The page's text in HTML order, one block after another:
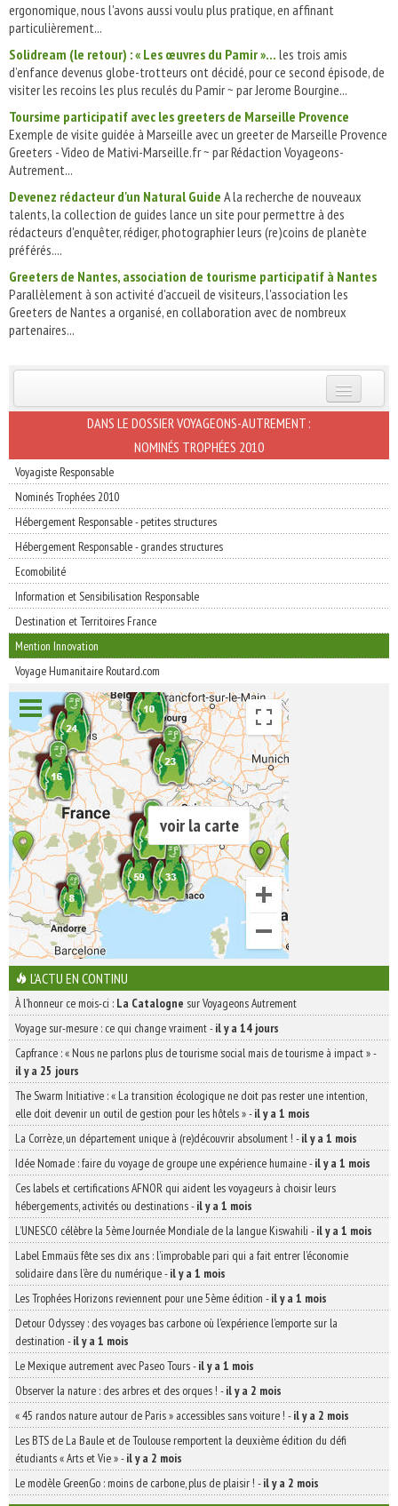
ergonomique, nous l'avons aussi voulu plus pratique, en affinant
particulièrement...
Solidream (le retour) : « Les œuvres du Pamir »… les trois amis
d’enfance devenus globe-trotteurs ont décidé, pour ce second épisode, de
visiter les recoins les plus reculés du Pamir ~ par Jerome Bourgine...
Toursime participatif avec les greeters de Marseille Provence
Exemple de visite guidée à Marseille avec un greeter de Marseille Provence
Greeters - Video de Mativi-Marseille.fr ~ par Rédaction Voyageons-
Autrement...
Devenez rédacteur d'un Natural Guide A la recherche de nouveaux
talents, la collection de guides lance un site pour permettre à des
rédacteurs d'enquêter, rédiger, photographier leurs (re)coins de planète
préférés....
Greeters de Nantes, association de tourisme participatif à Nantes
Parallèlement à son activité d'accueil de visiteurs, l'association les
Greeters de Nantes a organisé, en collaboration avec de nombreux
partenaires...
INSCRIVEZ-VOUS | ABONNEZ-VOUS
DANS LE DOSSIER VOYAGEONS-AUTREMENT :
NOMINÉS TROPHÉES 2010
Voyagiste Responsable
Nominés Trophées 2010
Hébergement Responsable - petites structures
Hébergement Responsable - grandes structures
Ecomobilité
Information et Sensibilisation Responsable
Destination et Territoires France
Mention Innovation
Voyage Humanitaire Routard.com
voir la carte
L'ACTU EN CONTINU
À l'honneur ce mois-ci : La Catalogne sur Voyageons Autrement
Voyage sur-mesure : ce qui change vraiment-il y a 14 jours
Capfrance : « Nous ne parlons plus de tourisme social mais de tourisme à impact »-
il y a 25 jours
The Swarm Initiative : « La transition écologique ne doit pas rester une intention,
elle doit devenir un outil de gestion pour les hôtels »-il y a 1 mois
La Corrèze, un département unique à (re)découvrir absolument ! -il y a 1 mois
Idée Nomade : faire du voyage de groupe une expérience humaine-il y a 1 mois
Ces labels et certifications AFNOR qui aident les voyageurs à choisir leurs
hébergements, activités ou destinations-il y a 1 mois
L’UNESCO célèbre la 5ème Journée Mondiale de la langue Kiswahili -il y a 1 mois
Label Emmaüs fête ses dix ans : l’improbable pari qui a fait entrer l’économie
solidaire dans l’ère du numérique-il y a 1 mois
Les Trophées Horizons reviennent pour une 5ème édition -il y a 1 mois
Detour Odyssey : des voyages bas carbone où l’expérience l’emporte sur la
destination -il y a 1 mois
Le Mexique autrement avec Paseo Tours-il y a 1 mois
Observer la nature : des arbres et des orques ! -il y a 2 mois
« 45 randos nature autour de Paris » accessibles sans voiture ! -il y a 2 mois
Les BTS de La Baule et de Toulouse remportent la deuxième édition du défi
étudiants « Arts et Vie »-il y a 2 mois
Le modèle GreenGo : moins de carbone, plus de plaisir ! -il y a 2 mois